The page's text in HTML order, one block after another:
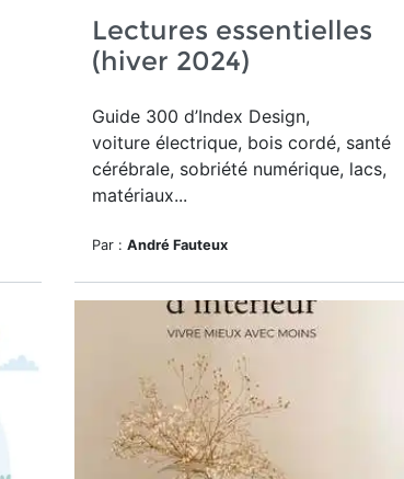
Lectures essentielles
(hiver 2024)
Guide 300 d’Index Design,
voiture électrique, bois cordé, santé
cérébrale, sobriété numérique, lacs,
matériaux...
Par : André Fauteux